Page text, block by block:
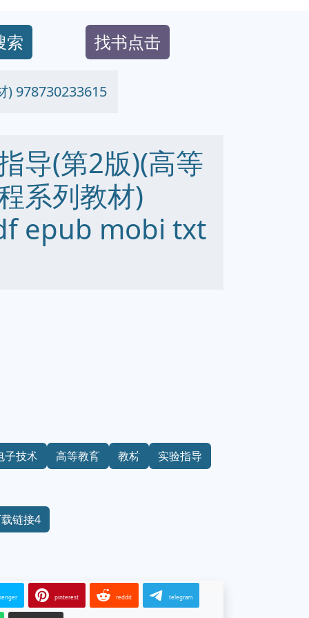
索 找书点击
) 978730233615
导(第2版)(高等
系列教材)
epub mobi txt
子技术 高等教育 教材 实验指导
链接4
pinterest reddit telegram